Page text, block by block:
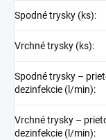
Spodné trysky (ks):
Vrchné trysky (ks):
Spodné trysky –
dezinfekcie (l/min):
Vrchné trysky –
dezinfekcie (l/min):